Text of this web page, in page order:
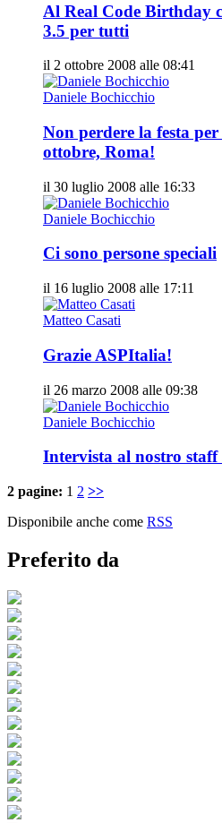
Al Real Code Birthday
3.5 per tutti
il 2 ottobre 2008 alle 08:41
Daniele Bochicchio
Non perdere la festa
ottobre, Roma!
il 30 luglio 2008 alle 16:33
Daniele Bochicchio
Ci sono persone speciali
il 16 luglio 2008 alle 17:11
Matteo Casati
Grazie ASPItalia!
il 26 marzo 2008 alle 09:38
Daniele Bochicchio
Intervista al nostro
2 pagine: 1 2 >>
Disponibile anche come RSS
Preferito da